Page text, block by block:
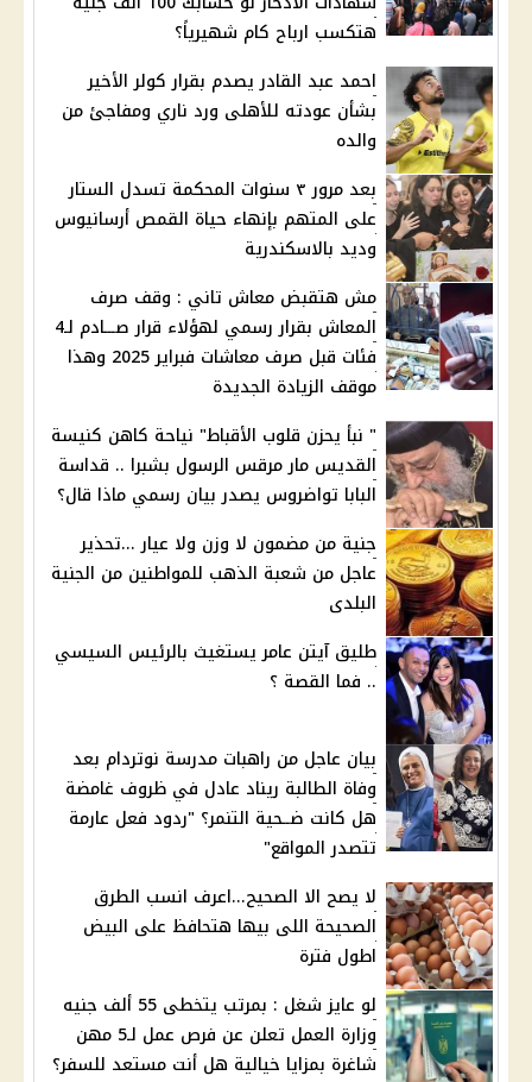
هتكسب ارباح كام شهيرياً؟
احمد عبد القادر يصدم بقرار كولر الأخير
بشأن عودته للأهلى ورد ناري ومفاجئ من
والده
بعد مرور ٣ سنوات المحكمة تسدل الستار
على المتهم بإنهاء حياة القمص أرسانيوس
وديد بالاسكندرية
مش هتقبض معاش تاني : وقف صرف
المعاش بقرار رسمي لهؤلاء قرار صـــادم لـ4
فئات قبل صرف معاشات فبراير 2025 وهذا
موقف الزيادة الجديدة
" نبأ يحزن قلوب الأقباط" نياحة كاهن كنيسة
القديس مار مرقس الرسول بشبرا .. قداسة
البابا تواضروس يصدر بيان رسمي ماذا قال؟
جنية من مضمون لا وزن ولا عيار ...تحذير
عاجل من شعبة الذهب للمواطنين من الجنية
البلدى
طليق آيتن عامر يستغيث بالرئيس السيسي
.. فما القصة ؟
بيان عاجل من راهبات مدرسة نوتردام بعد
وفاة الطالبة ريناد عادل في ظروف غامضة
هل كانت ضــحية التنمر؟ "ردود فعل عارمة
تتصدر المواقع"
لا يصح الا الصحيح...اعرف انسب الطرق
الصحيحة اللى بيها هتحافظ على البيض
اطول فترة
لو عايز شغل : بمرتب يتخطى 55 ألف جنيه
وزارة العمل تعلن عن فرص عمل لـ5 مهن
شاغرة بمزايا خيالية هل أنت مستعد للسفر؟